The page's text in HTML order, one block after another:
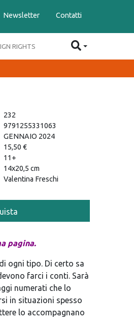
Newsletter Contatti
RIGHTS
232
9791255331063
GENNAIO 2024
15,50 €
11+
14x20,5 cm
Valentina Freschi
pagina.
ogni tipo. Di certo sa
farci i conti. Sarà
numerati che lo
in situazioni spesso
lo accompagnano